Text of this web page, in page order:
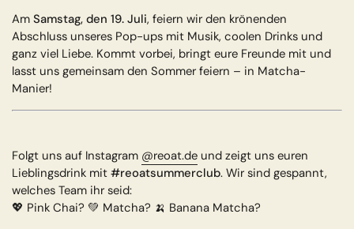
Am Samstag, den 19. Juli, feiern wir den krönenden
Abschluss unseres Pop-ups mit Musik, coolen Drinks und
ganz viel Liebe. Kommt vorbei, bringt eure Freunde mit und
lasst uns gemeinsam den Sommer feiern – in Matcha-
Manier!
Folgt uns auf Instagram @reoat.de und zeigt uns euren
Lieblingsdrink mit #reoatsummerclub. Wir sind gespannt,
welches Team ihr seid:
💖 Pink Chai? 💚 Matcha? 🍌 Banana Matcha?